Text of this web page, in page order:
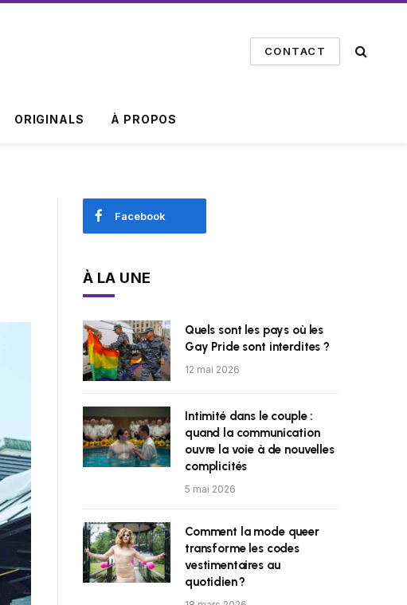
CONTACT
ORIGINALS À PROPOS
Facebook
À LA UNE
Quels sont les pays où les
Gay Pride sont interdites ?
12 mai 2026
Intimité dans le couple :
quand la communication
ouvre la voie à de nouvelles
complicités
5 mai 2026
Comment la mode queer
transforme les codes
vestimentaires au
quotidien ?